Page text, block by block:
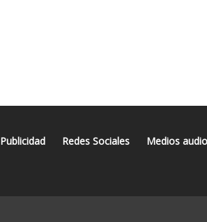
Publicidad Redes Sociales Medios